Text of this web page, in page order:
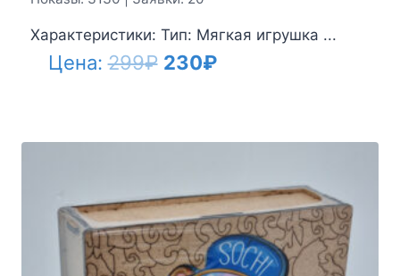
Характеристики: Тип: Мягкая игрушка ...
Цена:299₽ Первоначальная
230₽Текущая